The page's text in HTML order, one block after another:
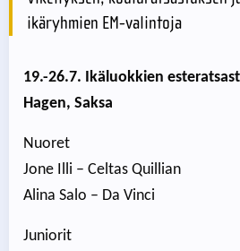
ikäryhmien EM-valintoja
19.-26.7. Ikäluokkien
Hagen, Saksa
Nuoret
Jone Illi – Celtas Quillian
Alina Salo – Da Vinci
Juniorit